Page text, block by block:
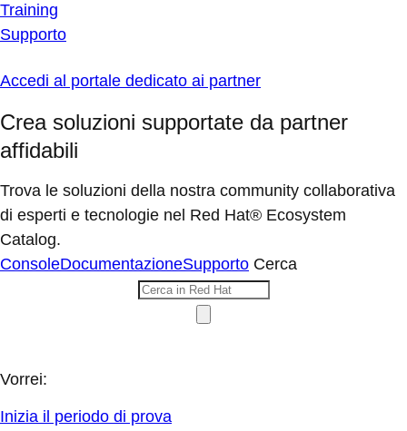
Training
Supporto
Accedi al portale dedicato ai partner
Crea soluzioni supportate da partner
affidabili
Trova le soluzioni della nostra community collaborativa
di esperti e tecnologie nel Red Hat® Ecosystem
Catalog.
ConsoleDocumentazioneSupporto Cerca
Vorrei:
Inizia il periodo di prova